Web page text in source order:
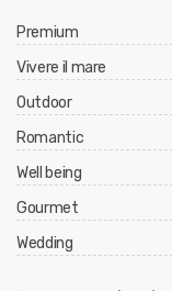
Premium
Vivere il mare
Outdoor
Romantic
Well being
Gourmet
Wedding